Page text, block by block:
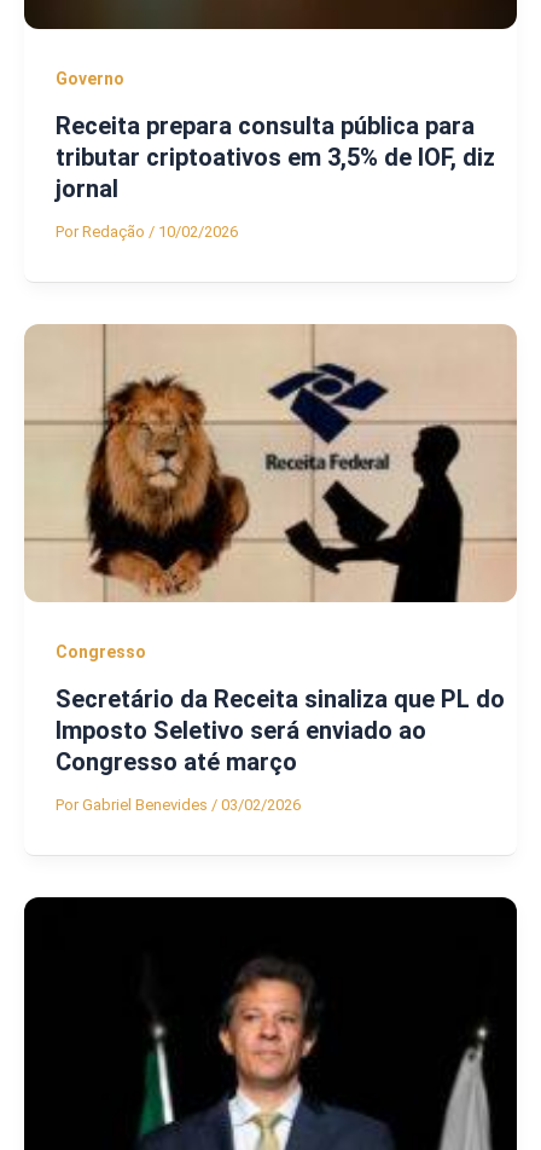
Governo
Receita prepara consulta pública para
tributar criptoativos em 3,5% de IOF, diz
jornal
PorRedação / 10/02/2026
Congresso
Secretário da Receita sinaliza que PL do
Imposto Seletivo será enviado ao
Congresso até março
PorGabriel Benevides / 03/02/2026